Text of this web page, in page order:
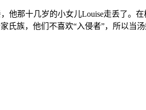
他那十几岁的小女儿Louise走丢了
氏族，他们不喜欢“入侵者”，所以当汤